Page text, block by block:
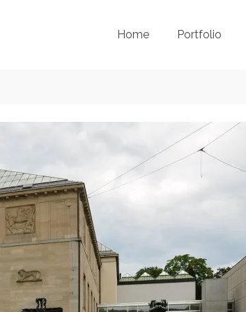
Home Portfolio